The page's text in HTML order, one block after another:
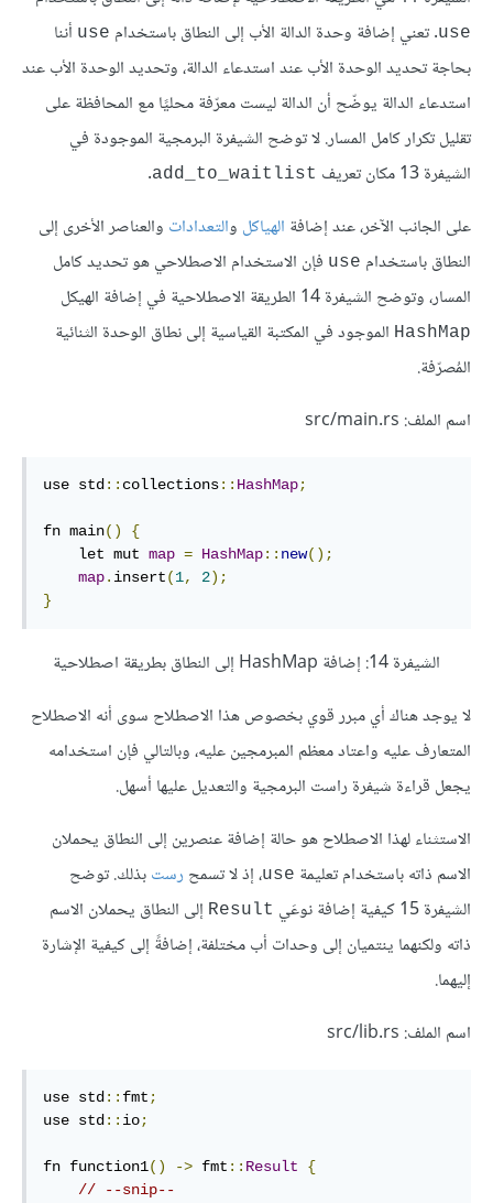
use. تعني إضافة وحدة الدالة الأب إلى النطاق باستخدام use أننا
بحاجة تحديد الوحدة الأب عند استدعاء الدالة، وتحديد الوحدة الأب عند
استدعاء الدالة يوضّح أن الدالة ليست معرّفة محليًا مع المحافظة على
تقليل تكرار كامل المسار. لا توضح الشيفرة البرمجية الموجودة في
الشيفرة 13 مكان تعريف
add_to_waitlist
.
على الجانب الآخر، عند إضافة الهياكل والتعدادات والعناصر الأخرى إلى
النطاق باستخدام use فإن الاستخدام الاصطلاحي هو تحديد كامل
المسار، وتوضح الشيفرة 14 الطريقة الاصطلاحية في إضافة الهيكل
HashMap الموجود في المكتبة القياسية إلى نطاق الوحدة الثنائية
المُصرّفة.
اسم الملف: src/main.rs
use std :: collections:: HashMap;
fn main()
{
    let mut
map = HashMap:: new();
map. insert(1, 2);
}
الشيفرة 14: إضافة HashMap إلى النطاق بطريقة اصطلاحية
لا يوجد هناك أي مبرر قوي بخصوص هذا الاصطلاح سوى أنه الاصطلاح
المتعارف عليه واعتاد معظم المبرمجين عليه، وبالتالي فإن استخدامه
يجعل قراءة شيفرة راست البرمجية والتعديل عليها أسهل.
الاستثناء لهذا الاصطلاح هو حالة إضافة عنصرين إلى النطاق يحملان
الاسم ذاته باستخدام تعليمة use، إذ لا تسمح رستبذلك. توضح
الشيفرة 15 كيفية إضافة نوعَي
Result إلى النطاق يحملان الاسم
ذاته ولكنهما ينتميان إلى وحدات أب مختلفة، إضافةً إلى كيفية الإشارة
إليهما.
اسم الملف: src/lib.rs
use std :: fmt ;
use std :: io;
fn function1() -> fmt :: Result
{
// --snip--